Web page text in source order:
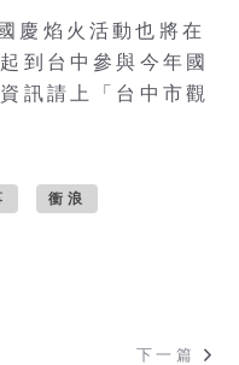
慶焰火活動也將在
到台中參與今年國
訊請上「台中市觀
衝浪
下一篇